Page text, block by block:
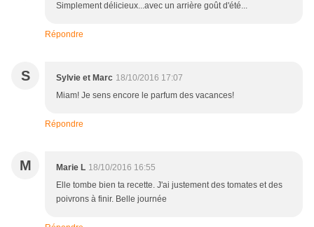
Simplement délicieux...avec un arrière goût d'été...
Répondre
S Sylvie et Marc 18/10/2016 17:07
Miam! Je sens encore le parfum des vacances!
Répondre
M Marie L 18/10/2016 16:55
Elle tombe bien ta recette. J'ai justement des tomates et des
poivrons à finir. Belle journée